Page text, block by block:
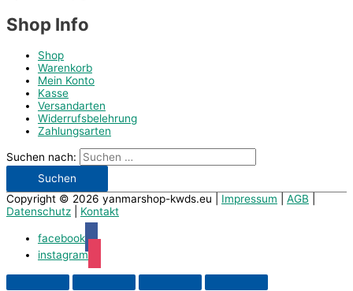
Shop Info
Shop
Warenkorb
Mein Konto
Kasse
Versandarten
Widerrufsbelehrung
Zahlungsarten
Suchen nach:
Copyright © 2026 yanmarshop-kwds.eu Impressum AGB
Datenschutz
Kontakt
facebook
instagram